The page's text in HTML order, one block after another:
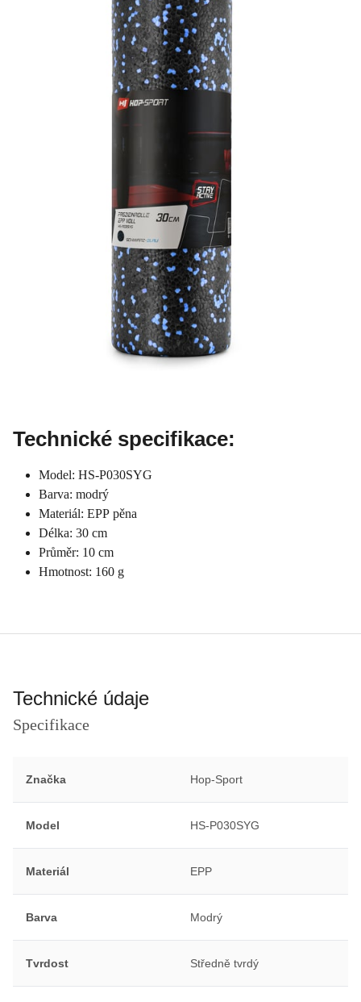
Technické specifikace:
Model: HS-P030SYG
Barva: modrý
Materiál: EPP pěna
Délka: 30 cm
Průměr: 10 cm
Hmotnost: 160 g
Technické údaje
Specifikace
Značka Hop-Sport
Model HS-P030SYG
Materiál EPP
Barva Modrý
Tvrdost Středně tvrdý